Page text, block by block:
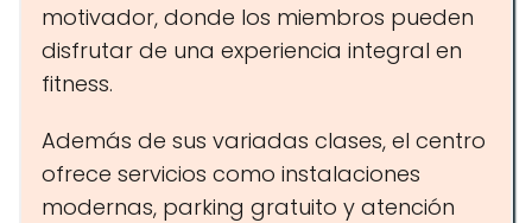
motivador, donde los miembros pueden
disfrutar de una experiencia integral en
fitness.
Además de sus variadas clases, el centro
ofrece servicios como instalaciones
modernas, parking gratuito y atención